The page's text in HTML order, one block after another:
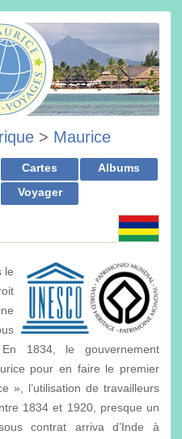
> Maurice
Cartes
Albums
Voyager
le
1834, le gouvernement
pour en faire le premier
», l’utilisation de travailleurs
1834 et 1920, presque un
contrat arriva d’Inde à